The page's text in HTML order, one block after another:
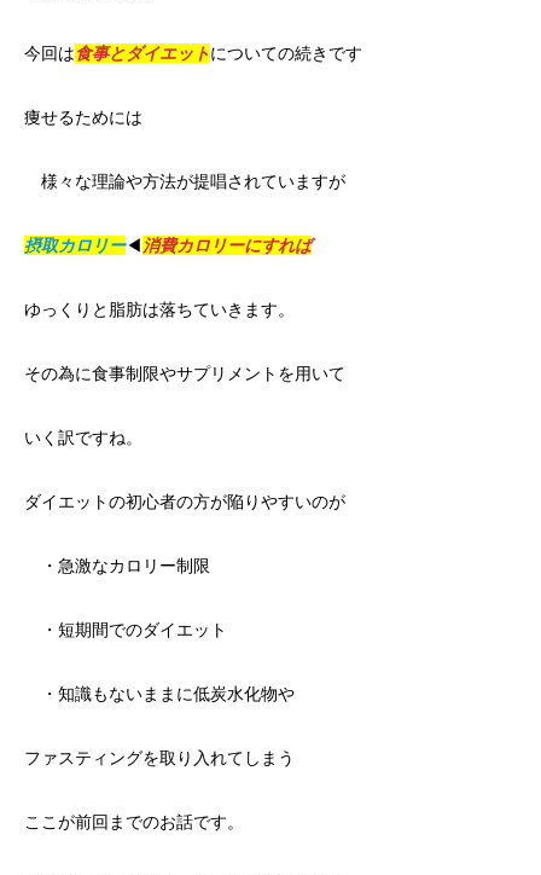
今回は食事とダイエットについての続きです
痩せるためには
様々な理論や方法が提唱されていますが
摂取カロリー◀︎ 消費カロリーにすれば
ゆっくりと脂肪は落ちていきます。
その為に食事制限やサプリメントを用いて
いく訳ですね。
ダイエットの初心者の方が陥りやすいのが
・急激なカロリー制限
・短期間でのダイエット
・知識もないままに低炭水化物や
ファスティングを取り入れてしまう
ここが前回までのお話です。